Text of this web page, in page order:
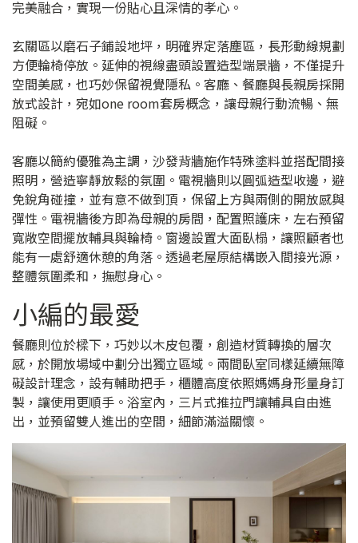
完美融合，實現一份貼心且深情的孝心。
玄關區以磨石子鋪設地坪，明確界定落塵區，長形動線規劃
方便輪椅停放。延伸的視線盡頭設置造型端景牆，不僅提升
空間美感，也巧妙保留視覺隱私。客廳、餐廳與長親房採開
放式設計，宛如one room套房概念，讓母親行動流暢、無
阻礙。
客廳以簡約優雅為主調，沙發背牆施作特殊塗料並搭配間接
照明，營造寧靜放鬆的氛圍。電視牆則以圓弧造型收邊，避
免銳角碰撞，並有意不做到頂，保留上方與兩側的開放感與
彈性。電視牆後方即為母親的房間，配置照護床，左右預留
寬敞空間擺放輔具與輪椅。窗邊設置大面臥榻，讓照顧者也
能有一處舒適休憩的角落。透過老屋原結構嵌入間接光源，
整體氛圍柔和，撫慰身心。
小編的最愛
餐廳則位於樑下，巧妙以木皮包覆，創造材質轉換的層次
感，於開放場域中劃分出獨立區域。兩間臥室同樣延續無障
礙設計理念，設有輔助把手，櫃體高度依照媽媽身形量身訂
製，讓使用更順手。浴室內，三片式推拉門讓輔具自由進
出，並預留雙人進出的空間，細節滿溢關懷。